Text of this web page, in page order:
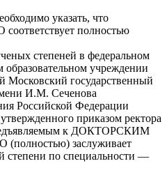
указать, что
полностью
степеней в федеральном
образовательном учреждении
Московский государственный
И.М. Сеченова
Российской Федерации
приказом ректора
к ДОКТОРСКИМ
(полностью) заслуживает
степени по специальности —